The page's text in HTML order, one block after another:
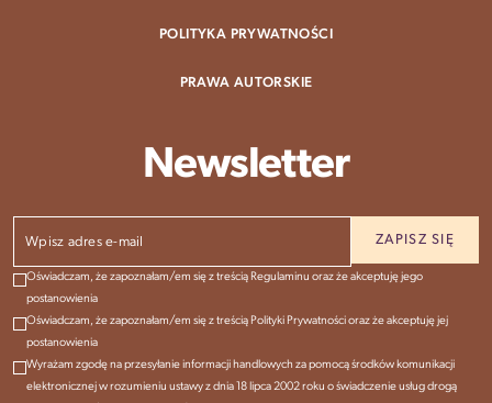
POLITYKA PRYWATNOŚCI
PRAWA AUTORSKIE
Newsletter
Oświadczam, że zapoznałam/em się z treścią Regulaminu oraz że akceptuję jego
postanowienia
Oświadczam, że zapoznałam/em się z treścią Polityki Prywatności oraz że akceptuję jej
postanowienia
Wyrażam zgodę na przesyłanie informacji handlowych za pomocą środków komunikacji
elektronicznej w rozumieniu ustawy z dnia 18 lipca 2002 roku o świadczenie usług drogą